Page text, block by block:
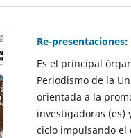
Re-
Es el principal
Periodismo de la
orientada a la
investigadoras (es)
ciclo impulsando el